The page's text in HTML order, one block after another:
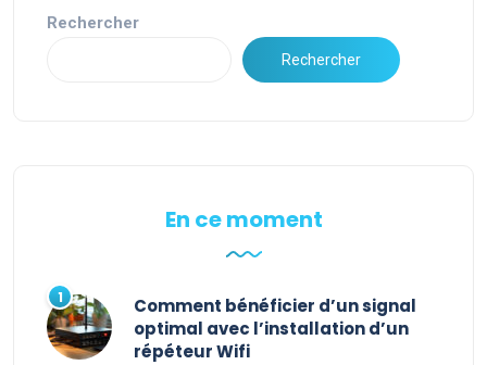
Rechercher
Rechercher
En ce moment
Comment bénéficier d’un signal
optimal avec l’installation d’un
répéteur Wifi